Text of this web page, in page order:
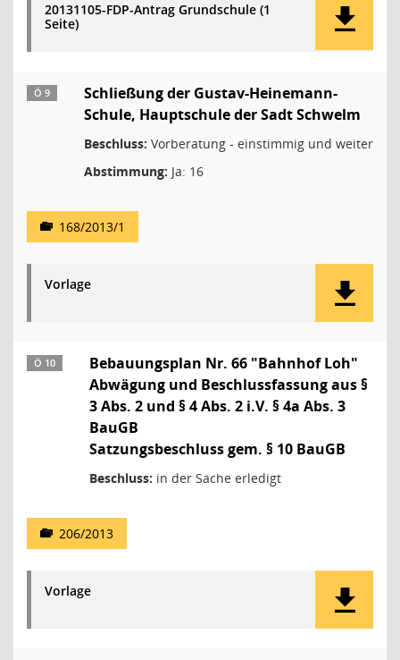
20131105-FDP-Antrag Grundschule (1
Seite)
Ö 9
Schließung der Gustav-Heinemann-
Schule, Hauptschule der Sadt Schwelm
Beschluss: Vorberatung - einstimmig und weiter
Abstimmung: Ja: 16
168/2013/1
Vorlage
Ö 10
Bebauungsplan Nr. 66 "Bahnhof Loh"
Abwägung und Beschlussfassung aus §
3 Abs. 2 und § 4 Abs. 2 i.V. § 4a Abs. 3
BauGB
Satzungsbeschluss gem. § 10 BauGB
Beschluss: in der Sache erledigt
206/2013
Vorlage